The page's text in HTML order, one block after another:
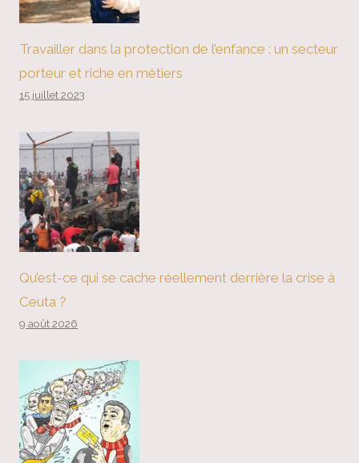
Travailler dans la protection de l’enfance : un secteur
porteur et riche en métiers
15 juillet 2023
Qu’est-ce qui se cache réellement derrière la crise à
Ceuta ?
9 août 2026